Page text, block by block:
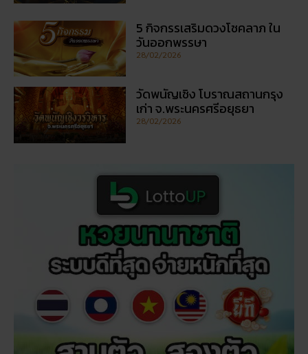
5 กิจกรรเสริมดวงโชคลาภ ใน
วันออกพรรษา
28/02/2026
วัดพนัญเชิง โบราณสถานกรุง
เก่า จ.พระนครศรีอยุธยา
28/02/2026